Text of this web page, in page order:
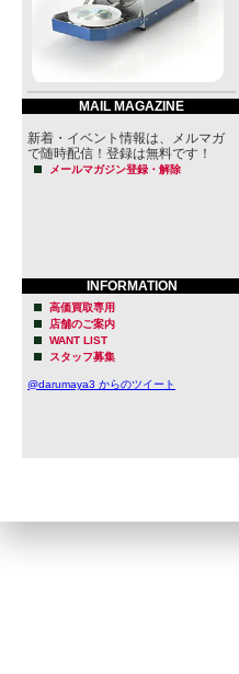
MAIL MAGAZINE
新着・イベント情報は、メルマガ
で随時配信！登録は無料です！
メールマガジン登録・解除
INFORMATION
高価買取専用
店舗のご案内
WANT LIST
スタッフ募集
@darumaya3 からのツイート